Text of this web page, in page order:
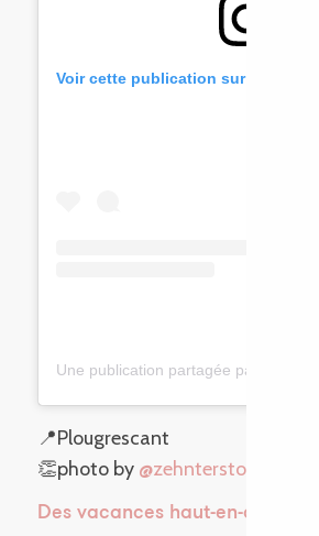
Des vacances haut-en-couleur…
Voir cette publication sur Instagram
📍Plougrescant
👏photo by @zehnterstocklinks